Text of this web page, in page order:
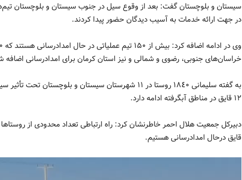
سیستان و بلوچستان گفت: بعد از وقوع سیل در جنوب سیستان و بلوچستان
در جهت ارائه خدمات به آسیب دیدگان حضور پیدا کردند.
خراسان‌های جنوبی، رضوی و شمالی و نیز استان کرمان برای امدادرسانی اضافه
١٢ قايق در مناطق آبگرفته ادامه دارد.
قايق درحال امدادرسانى هستيم.